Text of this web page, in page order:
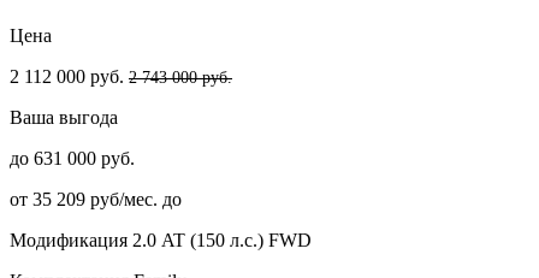
Цена
2 112 000 руб. 2 743 000 руб.
Ваша выгода
до 631 000 руб.
от 35 209 руб/мес. до
Модификация 2.0 AT (150 л.с.) FWD